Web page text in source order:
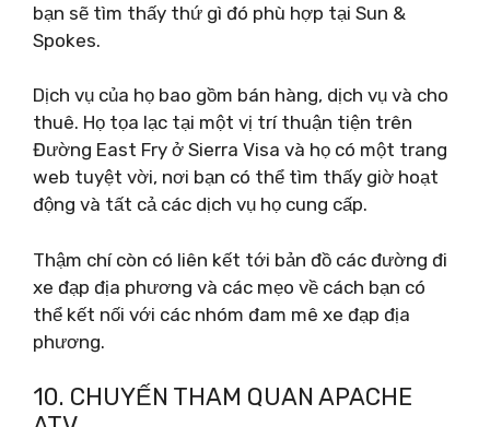
bạn sẽ tìm thấy thứ gì đó phù hợp tại Sun &
Spokes.
Dịch vụ của họ bao gồm bán hàng, dịch vụ và cho
thuê. Họ tọa lạc tại một vị trí thuận tiện trên
Đường East Fry ở Sierra Visa và họ có một trang
web tuyệt vời, nơi bạn có thể tìm thấy giờ hoạt
động và tất cả các dịch vụ họ cung cấp.
Thậm chí còn có liên kết tới bản đồ các đường đi
xe đạp địa phương và các mẹo về cách bạn có
thể kết nối với các nhóm đam mê xe đạp địa
phương.
10. CHUYẾN THAM QUAN APACHE